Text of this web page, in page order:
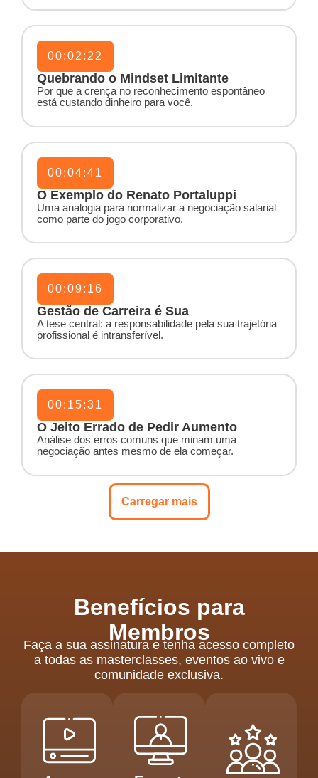
00:02:22
Quebrando o Mindset Limitante
Por que a crença no reconhecimento espontâneo
está custando dinheiro para você.
00:04:41
O Exemplo do Renato Portaluppi
Uma analogia para normalizar a negociação salarial
como parte do jogo corporativo.
00:09:16
Gestão de Carreira é Sua
A tese central: a responsabilidade pela sua trajetória
profissional é intransferível.
00:15:31
O Jeito Errado de Pedir Aumento
Análise dos erros comuns que minam uma
negociação antes mesmo de ela começar.
Carregar mais
Benefícios para
Membros
Faça a sua assinatura e tenha acesso completo
a todas as masterclasses, eventos ao vivo e
comunidade exclusiva.